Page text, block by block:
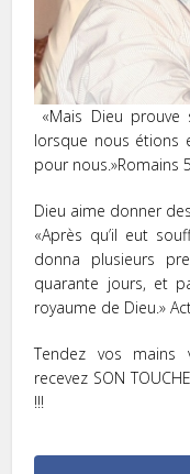
«Mais Dieu
lorsque nous étions
pour nous.»Romains‬
Dieu aime donner
«Après qu’il eut
donna plusieurs
quarante jours, et
royaume de Dieu.»
Tendez vos
recevez SON
!!!